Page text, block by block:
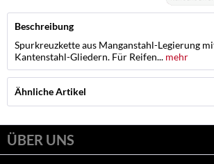
Beschreibung
Spurkreuzkette aus Manganstahl-Legierung
Kantenstahl-Gliedern. Für Reifen... mehr
Ähnliche Artikel
ÜBER UNS